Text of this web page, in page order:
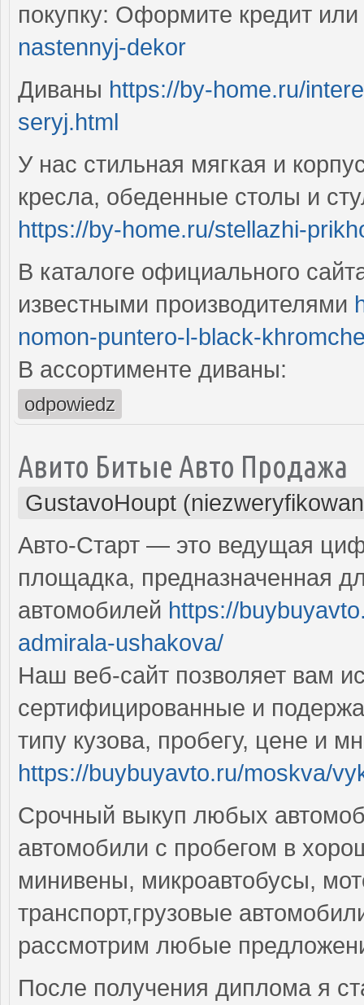
покупку: Оформите кредит
nastennyj-dekor
Диваны https://by-home.ru/
seryj.html
У нас стильная мягкая и
кресла, обеденные столы и
https://by-home.ru/stellazhi-
В каталоге официального
известными производителями
nomon-puntero-l-black-
В ассортименте диваны:
odpowiedz
Авито Битые Авто Продажа
GustavoHoupt
Авто-Старт — это ведущая
площадка, предназначенная
автомобилей https://
admirala-ushakova/
Наш веб-сайт позволяет вам
сертифицированные и
типу кузова, пробегу, цене и
https://buybuyavto.ru/moskva/
Срочный выкуп любых
автомобили с пробегом в
минивены, микроавтобусы,
транспорт,грузовые
рассмотрим любые
После получения диплома я